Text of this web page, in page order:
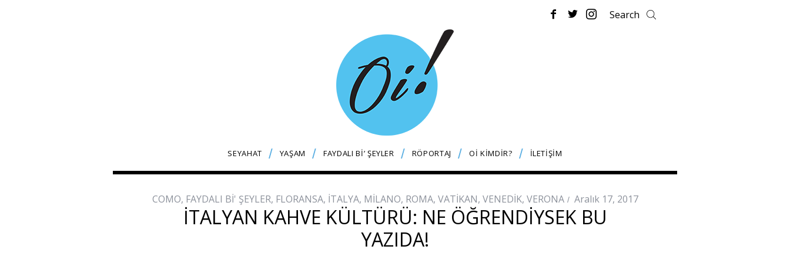
SEYAHAT YAŞAM FAYDALI Bİ’ ŞEYLER RÖPORTAJ Oİ KİMDİR? İLETİŞİM
COMO, FAYDALI Bİ' ŞEYLER, FLORANSA, İTALYA, MİLANO, ROMA, VATİKAN, VENEDİK, VERONA Aralık 17, 2017
İTALYAN KAHVE KÜLTÜRÜ: NE ÖĞRENDIYSEK BU
YAZIDA!